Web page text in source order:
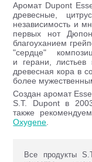
Аромат Dupont
древесные,
независимость и
первых нот
благоуханием
"сердце"
и герани,
древесная кора в
более
Создан аромат
S.T. Dupont в
также рекомендуем
Oxygene
Все продукты